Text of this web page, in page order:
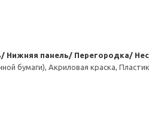
Нижняя панель/ Перегородка/
бумаги), Акриловая краска,